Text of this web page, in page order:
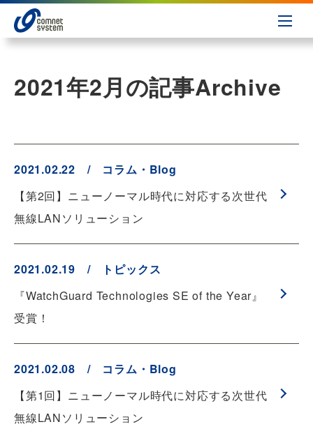
2021年2月の記事Archive
2021.02.22 / コラム・Blog
【第2回】ニューノーマル時代に対応する次世代
無線LANソリューション
2021.02.19 / トピックス
『WatchGuard Technologies SE of the Year』
受賞！
2021.02.08 / コラム・Blog
【第1回】ニューノーマル時代に対応する次世代
無線LANソリューション